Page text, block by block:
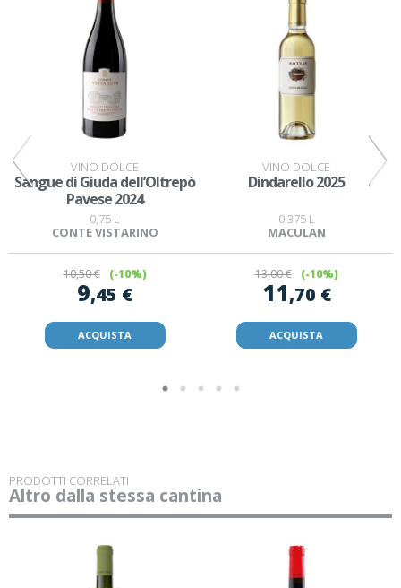
VINO DOLCE
Sangue di Giuda dell’Oltrepò
Pavese 2024
0,75 L
CONTE VISTARINO
10,50 € (-10%)
9,45 €
ACQUISTA
VINO DOLCE
Dindarello 2025
0,375 L
MACULAN
13,00 € (-10%)
11,70 €
ACQUISTA
PRODOTTI CORRELATI
Altro dalla stessa cantina